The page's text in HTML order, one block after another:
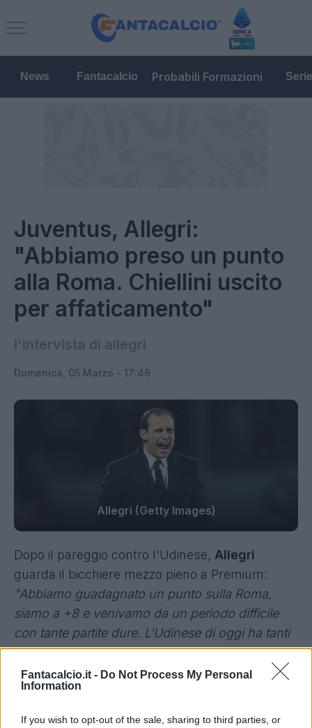
Fantacalcio.it - Do Not Process My Personal
Information
If you wish to opt-out of the sale, sharing to third parties, or
News Fantacalcio Probabili Formazioni
Juventus, Allegri:
"Abbiamo preso un punto
alla Roma. Chiellini uscito
per affaticamento"
l'intervista di allegri
Domenica, 05 Marzo - 17:49
Allegri (Getty Images)
Dopo il pareggio contro l'Udinese, Allegri
guarda il bicchiere mezzo pieno a Premium:
"Abbiamo guadagnato un punto sulla Roma,
siamo a +8 e venivamo da un periodo difficile
con tante partite dure. L'Udinese di oggi ha tanti
meriti perchè ha giocato una partita molto fisica.
Noi non siamo stati precisi nel primo tempo e
pazienti nel secondo, ma si tratta di un punto